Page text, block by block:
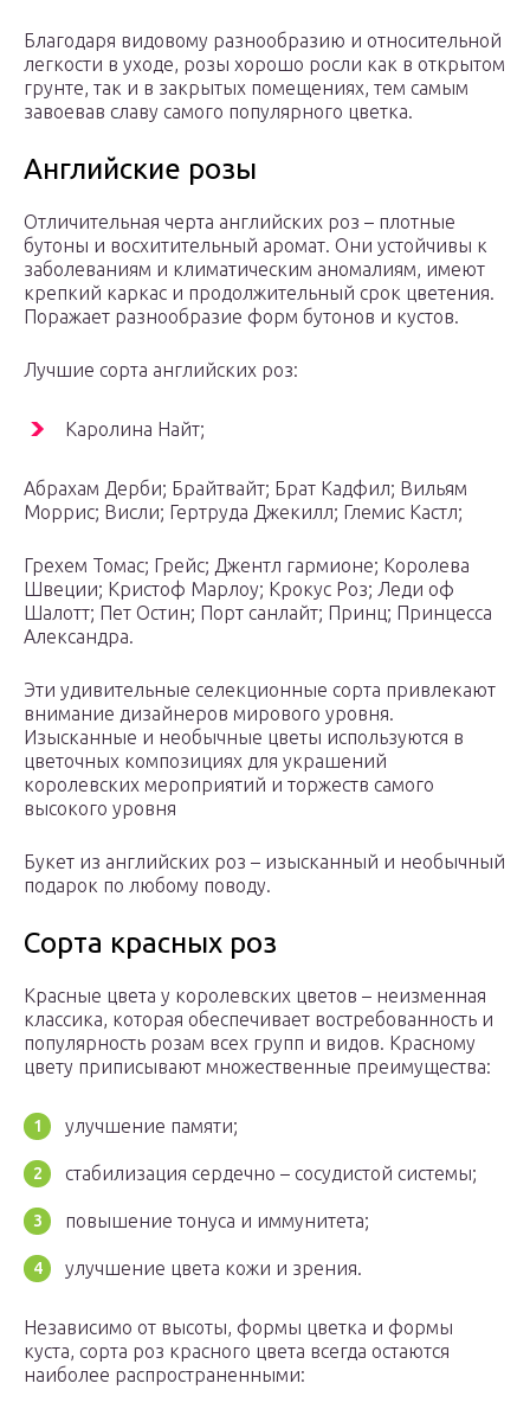
Благодаря видовому разнообразию и относительной
легкости в уходе, розы хорошо росли как в открытом
грунте, так и в закрытых помещениях, тем самым
завоевав славу самого популярного цветка.
Английские розы
Отличительная черта английских роз – плотные
бутоны и восхитительный аромат. Они устойчивы к
заболеваниям и климатическим аномалиям, имеют
крепкий каркас и продолжительный срок цветения.
Поражает разнообразие форм бутонов и кустов.
Лучшие сорта английских роз:
Каролина Найт;
Абрахам Дерби; Брайтвайт; Брат Кадфил; Вильям
Моррис; Висли; Гертруда Джекилл; Глемис Кастл;
Грехем Томас; Грейс; Джентл гармионе; Королева
Швеции; Кристоф Марлоу; Крокус Роз; Леди оф
Шалотт; Пет Остин; Порт санлайт; Принц; Принцесса
Александра.
Эти удивительные селекционные сорта привлекают
внимание дизайнеров мирового уровня.
Изысканные и необычные цветы используются в
цветочных композициях для украшений
королевских мероприятий и торжеств самого
высокого уровня
Букет из английских роз – изысканный и необычный
подарок по любому поводу.
Сорта красных роз
Красные цвета у королевских цветов – неизменная
классика, которая обеспечивает востребованность и
популярность розам всех групп и видов. Красному
цвету приписывают множественные преимущества:
улучшение памяти;
стабилизация сердечно – сосудистой системы;
повышение тонуса и иммунитета;
улучшение цвета кожи и зрения.
Независимо от высоты, формы цветка и формы
куста, сорта роз красного цвета всегда остаются
наиболее распространенными: